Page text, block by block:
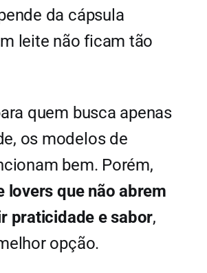
da cápsula
leite não ficam tão
quem busca apenas
os modelos de
bem. Porém,
lovers que não abrem
praticidade e sabor,
opção.